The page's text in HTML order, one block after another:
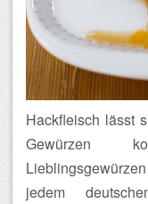
Hackfleisch lässt
Gewürzen
jedem